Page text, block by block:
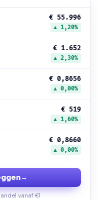
€ 55.996
▲ 1,20%
€ 1.652
▲ 2,30%
€ 0,8656
▲ 0,00%
€ 519
▲ 1,60%
€ 0,8660
▲ 0,00%
→
vanaf €1